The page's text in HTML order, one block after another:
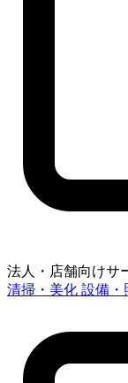
法人・店舗向けサ
清掃・美化 設備・